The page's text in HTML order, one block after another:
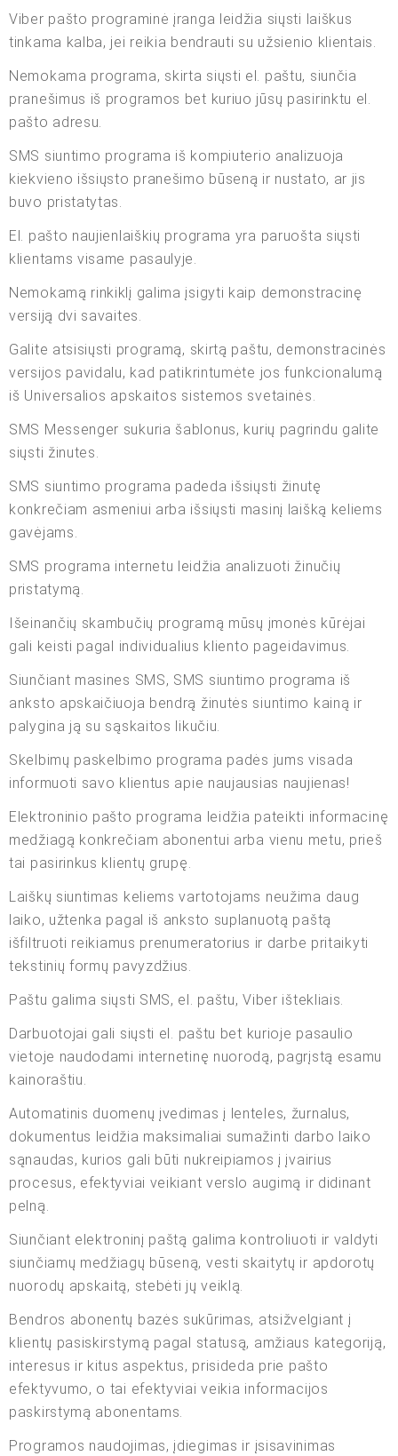
Viber pašto programinė įranga leidžia siųsti laiškus
tinkama kalba, jei reikia bendrauti su užsienio klientais.
Nemokama programa, skirta siųsti el. paštu, siunčia
pranešimus iš programos bet kuriuo jūsų pasirinktu el.
pašto adresu.
SMS siuntimo programa iš kompiuterio analizuoja
kiekvieno išsiųsto pranešimo būseną ir nustato, ar jis
buvo pristatytas.
El. pašto naujienlaiškių programa yra paruošta siųsti
klientams visame pasaulyje.
Nemokamą rinkiklį galima įsigyti kaip demonstracinę
versiją dvi savaites.
Galite atsisiųsti programą, skirtą paštu, demonstracinės
versijos pavidalu, kad patikrintumėte jos funkcionalumą
iš Universalios apskaitos sistemos svetainės.
SMS Messenger sukuria šablonus, kurių pagrindu galite
siųsti žinutes.
SMS siuntimo programa padeda išsiųsti žinutę
konkrečiam asmeniui arba išsiųsti masinį laišką keliems
gavėjams.
SMS programa internetu leidžia analizuoti žinučių
pristatymą.
Išeinančių skambučių programą mūsų įmonės kūrėjai
gali keisti pagal individualius kliento pageidavimus.
Siunčiant masines SMS, SMS siuntimo programa iš
anksto apskaičiuoja bendrą žinutės siuntimo kainą ir
palygina ją su sąskaitos likučiu.
Skelbimų paskelbimo programa padės jums visada
informuoti savo klientus apie naujausias naujienas!
Elektroninio pašto programa leidžia pateikti informacinę
medžiagą konkrečiam abonentui arba vienu metu, prieš
tai pasirinkus klientų grupę.
Laiškų siuntimas keliems vartotojams neužima daug
laiko, užtenka pagal iš anksto suplanuotą paštą
išfiltruoti reikiamus prenumeratorius ir darbe pritaikyti
tekstinių formų pavyzdžius.
Paštu galima siųsti SMS, el. paštu, Viber ištekliais.
Darbuotojai gali siųsti el. paštu bet kurioje pasaulio
vietoje naudodami internetinę nuorodą, pagrįstą esamu
kainoraštiu.
Automatinis duomenų įvedimas į lenteles, žurnalus,
dokumentus leidžia maksimaliai sumažinti darbo laiko
sąnaudas, kurios gali būti nukreipiamos į įvairius
procesus, efektyviai veikiant verslo augimą ir didinant
pelną.
Siunčiant elektroninį paštą galima kontroliuoti ir valdyti
siunčiamų medžiagų būseną, vesti skaitytų ir apdorotų
nuorodų apskaitą, stebėti jų veiklą.
Bendros abonentų bazės sukūrimas, atsižvelgiant į
klientų pasiskirstymą pagal statusą, amžiaus kategoriją,
interesus ir kitus aspektus, prisideda prie pašto
efektyvumo, o tai efektyviai veikia informacijos
paskirstymą abonentams.
Programos naudojimas, įdiegimas ir įsisavinimas